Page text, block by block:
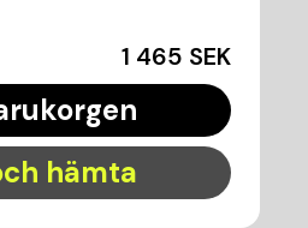
1 465 SEK
hämta